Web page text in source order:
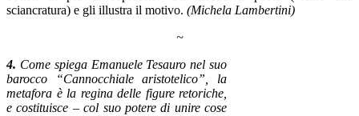
sciancratura) e gli illustra il motivo. (Michela Lambertini)
~
4. Come spiega Emanuele Tesauro nel suo
barocco “Cannocchiale aristotelico”, la
metafora è la regina delle figure retoriche,
e costituisce – col suo potere di unire cose